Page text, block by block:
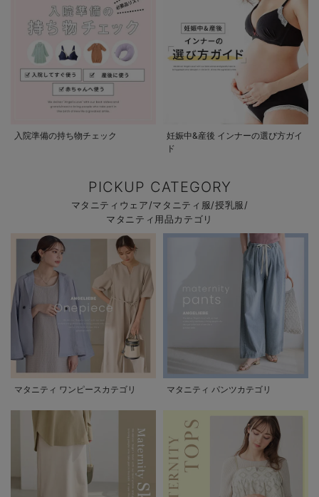
入院準備の持ち物チェック
妊娠中&産後 インナーの選び方ガイ
ド
PICKUP CATEGORY
マタニティウェア/マタニティ服/授乳服/
マタニティ用品カテゴリ
マタニティ ワンピースカテゴリ マタニティ パンツカテゴリ